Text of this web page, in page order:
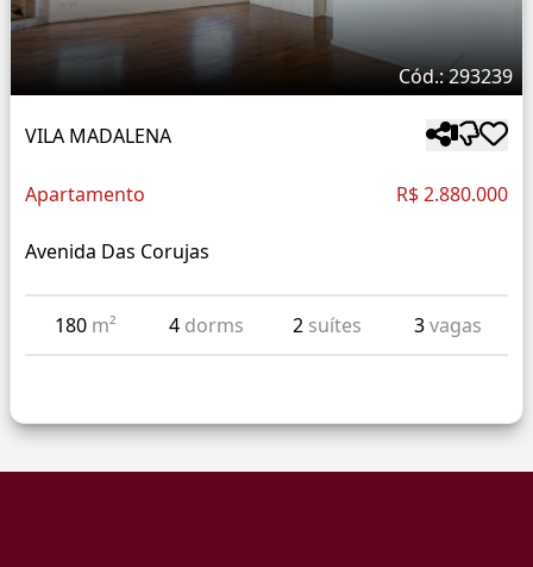
Cód.: 293239
VILA MADALENA
Apartamento R$ 2.880.000
Avenida Das Corujas
180 m² 4 dorms 2 suítes 3vagas